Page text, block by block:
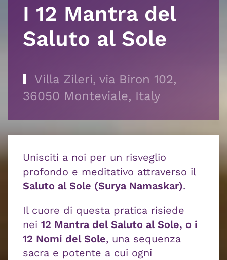
I 12 Mantra del
Saluto al Sole
Villa Zileri, via Biron 102,
36050 Monteviale, Italy
Unisciti a noi per un risveglio
profondo e meditativo attraverso il
Saluto al Sole (Surya Namaskar).
Il cuore di questa pratica risiede
nei 12 Mantra del Saluto al Sole, o i
12 Nomi del Sole, una sequenza
sacra e potente a cui ogni